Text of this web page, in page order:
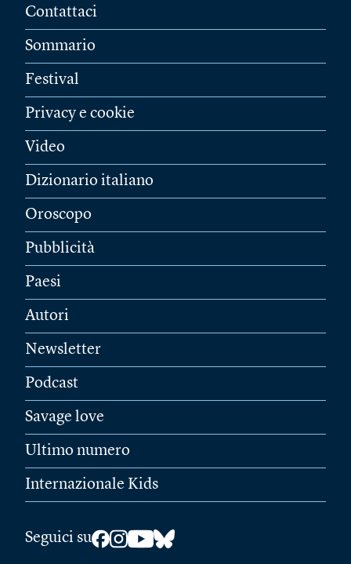
Contattaci
Sommario
Festival
Privacy e cookie
Video
Dizionario italiano
Oroscopo
Pubblicità
Paesi
Autori
Newsletter
Podcast
Savage love
Ultimo numero
Internazionale Kids
Seguici su